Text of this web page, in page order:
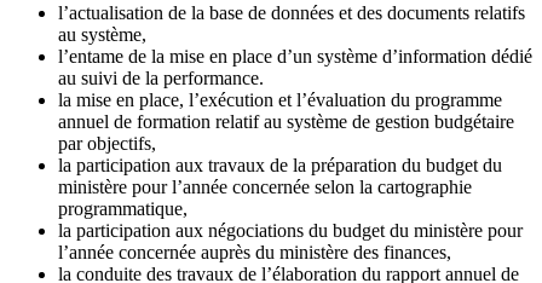
l’actualisation de la base de données et des documents relatifs
au système,
l’entame de la mise en place d’un système d’information dédié
au suivi de la performance.
la mise en place, l’exécution et l’évaluation du programme
annuel de formation relatif au système de gestion budgétaire
par objectifs,
la participation aux travaux de la préparation du budget du
ministère pour l’année concernée selon la cartographie
programmatique,
la participation aux négociations du budget du ministère pour
l’année concernée auprès du ministère des finances,
la conduite des travaux de l’élaboration du rapport annuel de